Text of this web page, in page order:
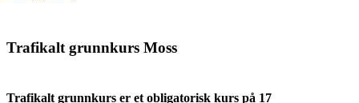
Trafikalt grunnkurs Moss
Trafikalt grunnkurs er et obligatorisk kurs på 17